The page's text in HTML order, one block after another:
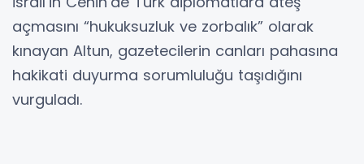
açmasını “hukuksuzluk ve zorbalık” olarak
kınayan Altun, gazetecilerin canları pahasına
hakikati duyurma sorumluluğu taşıdığını
vurguladı.